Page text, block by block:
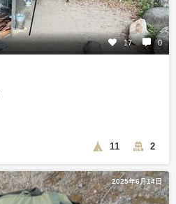
17 0
11 2
2025年6月14日